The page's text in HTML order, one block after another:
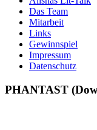
Das Team
Mitarbeit
Links
Gewinnspiel
Impressum
Datenschutz
PHANTAST